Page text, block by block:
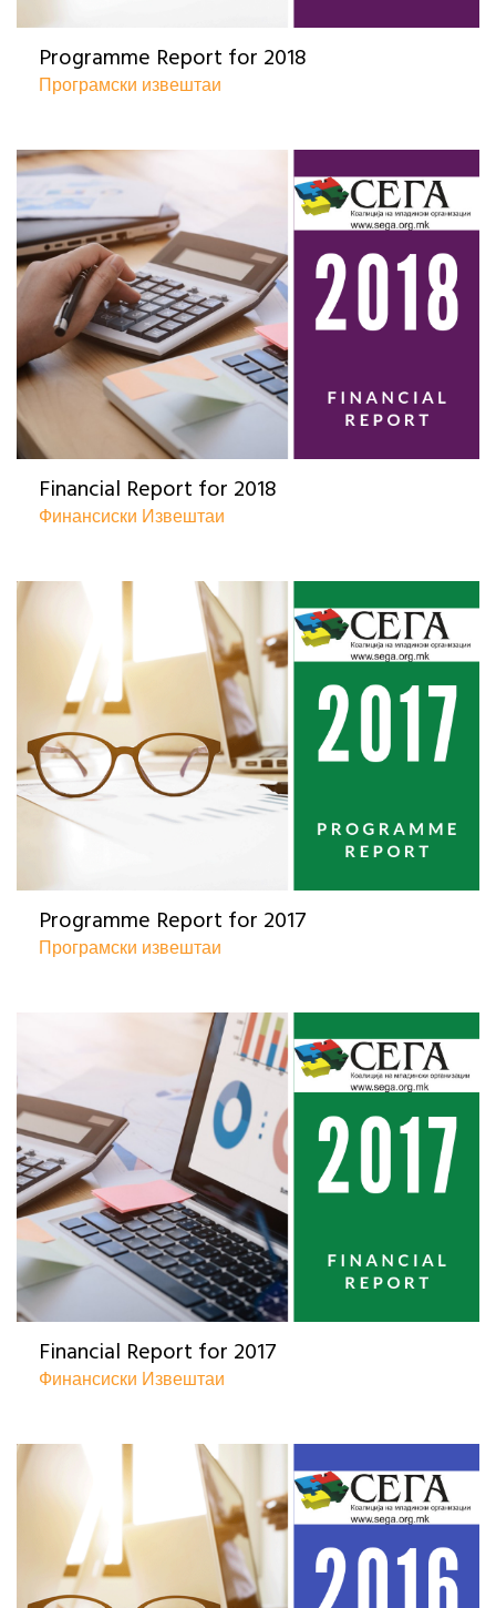
Programme Report for 2018
Програмски извештаи
Financial Report for 2018
Финансиски Извештаи
Programme Report for 2017
Програмски извештаи
Financial Report for 2017
Финансиски Извештаи